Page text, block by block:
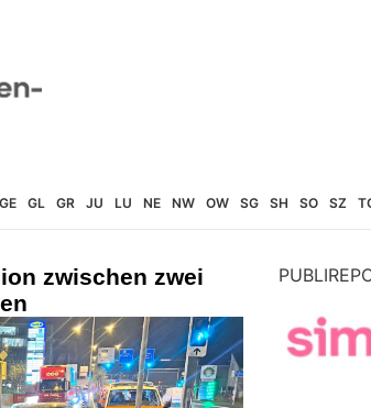
GE GL GR JU LU NE NW OW SG SH SO SZ
zwischen zwei